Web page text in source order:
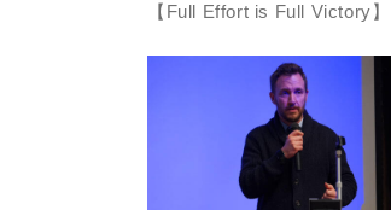
【Full Effort is Full Victory】